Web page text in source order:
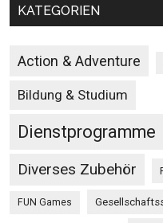
KATEGORIEN
Action & Adventure
Bildung & Studium
Dienstprogramme
Diverses Zubehör
FUN Games